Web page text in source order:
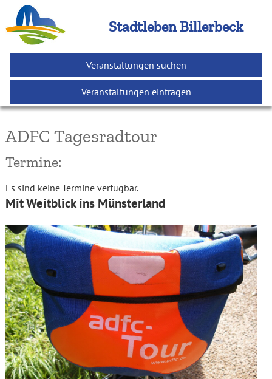
Stadtleben Billerbeck
Veranstaltungen suchen
Veranstaltungen eintragen
ADFC Tagesradtour
Termine:
Es sind keine Termine verfügbar.
Mit Weitblick ins Münsterland